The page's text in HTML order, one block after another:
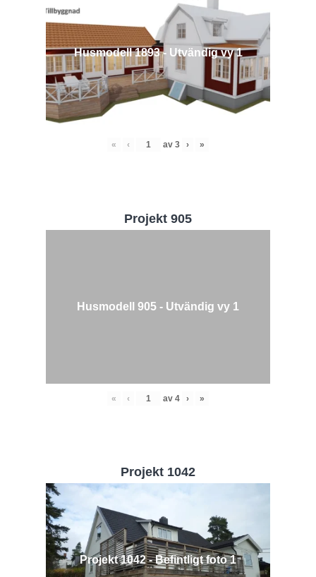
Husmodell 1893 - Utvändig vy 1
« ‹ av 3 › »
Projekt 905
Husmodell 905 - Utvändig vy 1
« ‹ av 4 › »
Projekt 1042
Projekt 1042 - Befintligt foto 1